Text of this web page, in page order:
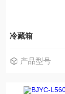
冷藏箱
产品型号